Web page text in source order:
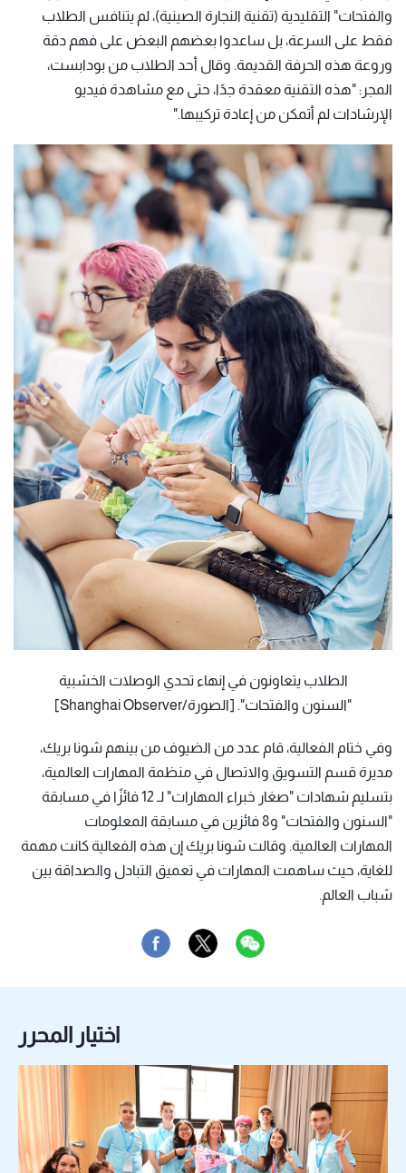
والفتحات" التقليدية (تقنية النجارة الصينية)، لم يتنافس الطلاب
فقط على السرعة، بل ساعدوا بعضهم البعض على فهم دقة
وروعة هذه الحرفة القديمة. وقال أحد الطلاب من بودابست،
المجر: "هذه التقنية معقدة جدًا، حتى مع مشاهدة فيديو
الإرشادات لم أتمكن من إعادة تركيبها."
الطلاب يتعاونون في إنهاء تحدي الوصلات الخشبية
"السنون والفتحات". [الصورة/Shanghai Observer]
وفي ختام الفعالية، قام عدد من الضيوف من بينهم شونا بريك،
مديرة قسم التسويق والاتصال في منظمة المهارات العالمية،
بتسليم شهادات "صغار خبراء المهارات" لـ 12 فائزًا في مسابقة
"السنون والفتحات" و8 فائزين في مسابقة المعلومات
المهارات العالمية. وقالت شونا بريك إن هذه الفعالية كانت مهمة
للغاية، حيث ساهمت المهارات في تعميق التبادل والصداقة بين
شباب العالم.
اختيار المحرر